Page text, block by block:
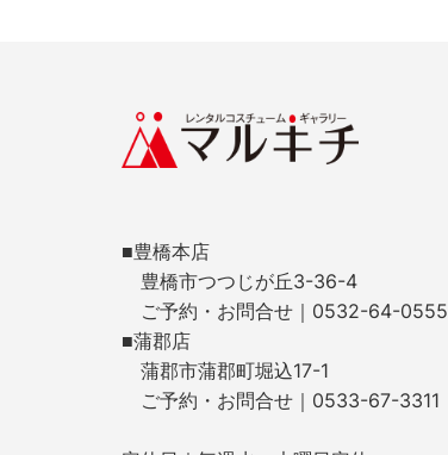
■豊橋本店
豊橋市つつじが丘3-36-4
ご予約・お問合せ｜0532-64-0555
■蒲郡店
蒲郡市蒲郡町堀込17-1
ご予約・お問合せ｜0533-67-3311